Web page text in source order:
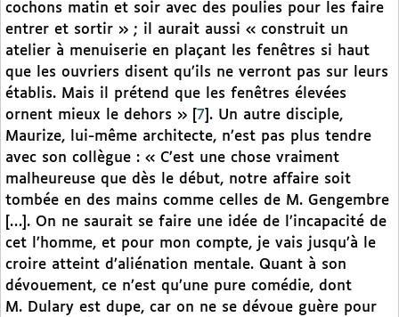
cochons matin et soir avec des poulies pour les faire
entrer et sortir » ; il aurait aussi « construit un
atelier à menuiserie en plaçant les fenêtres si haut
que les ouvriers disent qu’ils ne verront pas sur leurs
établis. Mais il prétend que les fenêtres élevées
ornent mieux le dehors »
7 . Un autre disciple,
Maurize, lui-même architecte, n’est pas plus tendre
avec son collègue : « C’est une chose vraiment
malheureuse que dès le début, notre affaire soit
tombée en des mains comme celles de M. Gengembre
[…]. On ne saurait se faire une idée de l’incapacité de
cet l’homme, et pour mon compte, je vais jusqu’à le
croire atteint d’aliénation mentale. Quant à son
dévouement, ce n’est qu’une pure comédie, dont
M. Dulary est dupe, car on ne se dévoue guère pour